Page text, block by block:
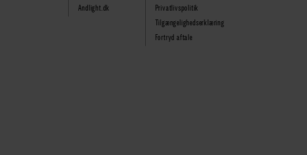
Andlight.dk
Privatlivspolitik
Tilgængelighedserklæring
Fortryd aftale